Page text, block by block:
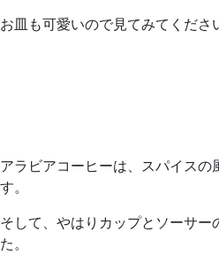
お皿も可愛いので見てみてくださ
アラビアコーヒーは、スパイス
す。
そして、やはりカップとソーサー
た。